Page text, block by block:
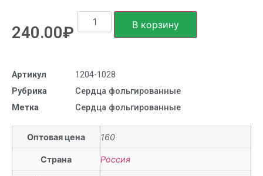
240.00₽ В корзину
Артикул
1204-1028
Рубрика
Сердца фольгированные
Метка
Сердца фольгированные
Оптовая цена 160
Страна Россия